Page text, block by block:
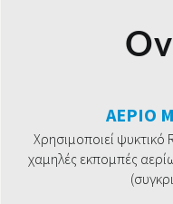
ΑΕΡΙΟ
Χρησιμοποιεί ψυκτικό
χαμηλές εκπομπές